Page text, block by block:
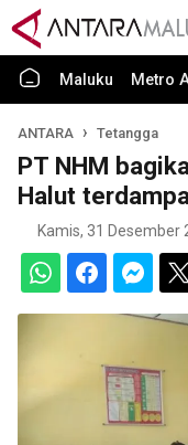
Maluku Metro
ANTARA Tetangga
PT NHM
Halut
Kamis, 31 Desember